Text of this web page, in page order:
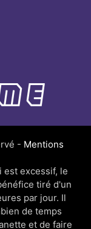
- Mentions
excessif, le
tiré d'un
par jour. Il
de temps
et de faire